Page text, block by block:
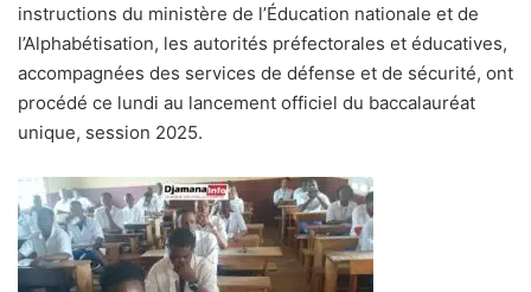
instructions du ministère de l’Éducation nationale et de
l’Alphabétisation, les autorités préfectorales et éducatives,
accompagnées des services de défense et de sécurité, ont
procédé ce lundi au lancement officiel du baccalauréat
unique, session 2025.